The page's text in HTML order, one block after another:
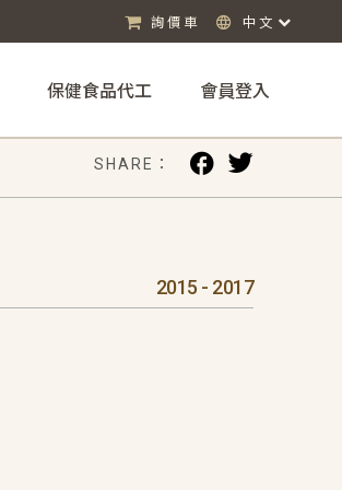
詢價車 中文
保健食品代工 會員登入
SHARE：
2015 - 2017